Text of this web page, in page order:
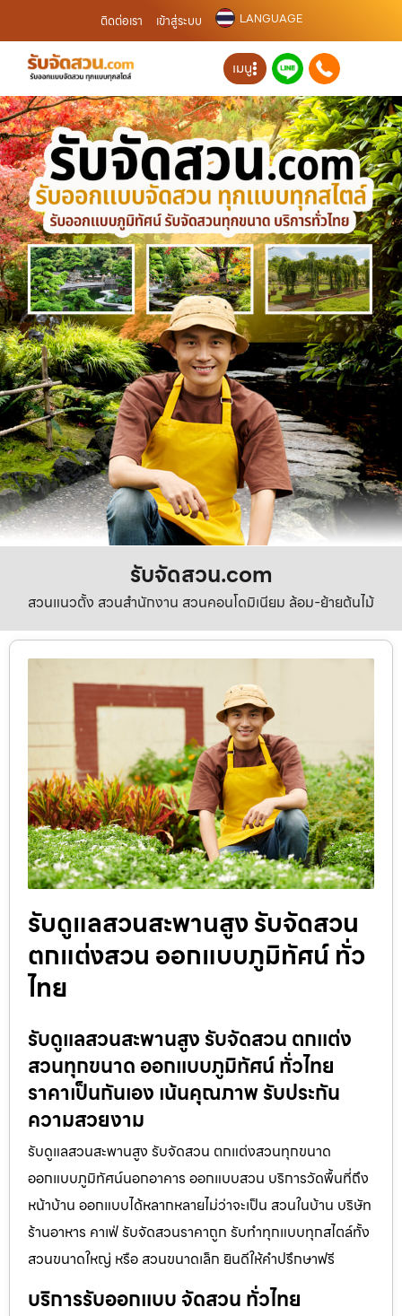
ติดต่อเรา เข้าสู่ระบบ LANGUAGE
เมนู
รับจัดสวน.com
สวนแนวตั้ง สวนสำนักงาน สวนคอนโดมิเนียม ล้อม-ย้ายต้นไม้
รับดูแลสวนสะพานสูง รับจัดสวน
ตกแต่งสวน ออกแบบภูมิทัศน์ ทั่ว
ไทย
รับดูแลสวนสะพานสูง รับจัดสวน ตกแต่ง
สวนทุกขนาด ออกแบบภูมิทัศน์ ทั่วไทย
ราคาเป็นกันเอง เน้นคุณภาพ รับประกัน
ความสวยงาม
รับดูแลสวนสะพานสูง รับจัดสวน ตกแต่งสวนทุกขนาด
ออกแบบภูมิทัศน์นอกอาคาร ออกแบบสวน บริการวัดพื้นที่ถึง
หน้าบ้าน ออกแบบได้หลากหลายไม่ว่าจะเป็น สวนในบ้าน บริษัท
ร้านอาหาร คาเฟ่ รับจัดสวนราคาถูก รับทำทุกแบบทุกสไตล์ทั้ง
สวนขนาดใหญ่ หรือ สวนขนาดเล็ก ยินดีให้คำปรึกษาฟรี
บริการรับออกแบบ จัดสวน ทั่วไทย